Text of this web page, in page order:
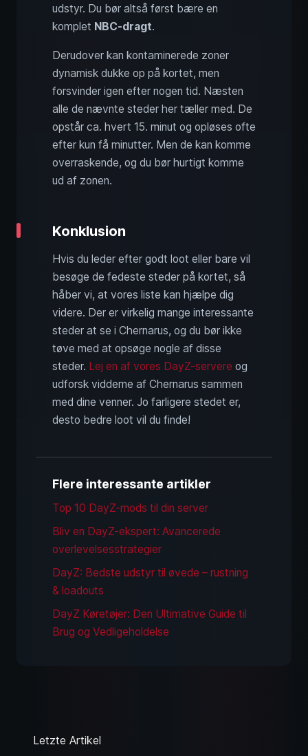
udstyr. Du bør altså først bære en
komplet NBC-dragt.
Derudover kan kontaminerede zoner
dynamisk dukke op på kortet, men
forsvinder igen efter nogen tid. Næsten
alle de nævnte steder her tæller med. De
opstår ca. hvert 15. minut og opløses ofte
efter kun få minutter. Men de kan komme
overraskende, og du bør hurtigt komme
ud af zonen.
Konklusion
Hvis du leder efter godt loot eller bare vil
besøge de fedeste steder på kortet, så
håber vi, at vores liste kan hjælpe dig
videre. Der er virkelig mange interessante
steder at se i Chernarus, og du bør ikke
tøve med at opsøge nogle af disse
steder. Lej en af vores DayZ-servere og
udforsk vidderne af Chernarus sammen
med dine venner. Jo farligere stedet er,
desto bedre loot vil du finde!
Flere interessante artikler
Top 10 DayZ-mods til din server
Bliv en DayZ-ekspert: Avancerede
overlevelsesstrategier
DayZ: Bedste udstyr til øvede – rustning
& loadouts
DayZ Køretøjer: Den Ultimative Guide til
Brug og Vedligeholdelse
Letzte Artikel